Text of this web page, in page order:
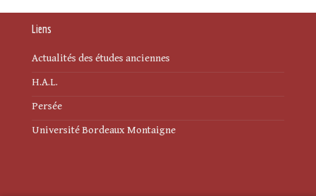
Liens
Actualités des études anciennes
H.A.L.
Persée
Université Bordeaux Montaigne